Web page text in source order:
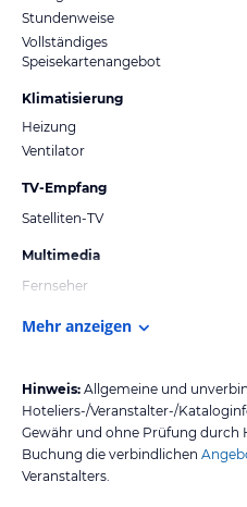
Stundenweise
Vollständiges
Speisekartenangebot
Klimatisierung
Heizung
Ventilator
TV-Empfang
Satelliten-TV
Multimedia
Fernseher
Mehr anzeigen
Hinweis: Allgemeine und
Hoteliers-/Veranstalter-/
Gewähr und ohne Prüfung durch
Buchung die verbindlichen
Veranstalters.